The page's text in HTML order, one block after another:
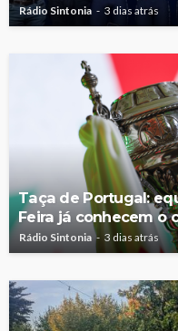
Rádio Sintonia 3 dias atrás
Taça de Portugal:
Feira já conhecem o
Rádio Sintonia 3 dias atrás